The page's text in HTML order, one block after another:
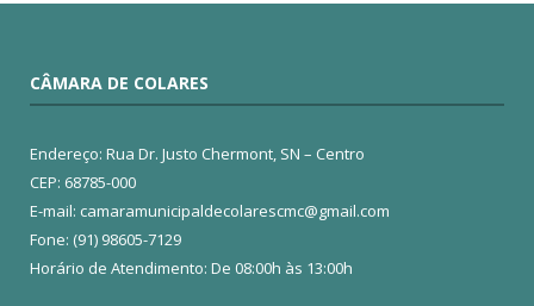
CÂMARA DE COLARES
Endereço: Rua Dr. Justo Chermont, SN – Centro
CEP: 68785-000
E-mail: camaramunicipaldecolarescmc@gmail.com
Fone: (91) 98605-7129
Horário de Atendimento: De 08:00h às 13:00h